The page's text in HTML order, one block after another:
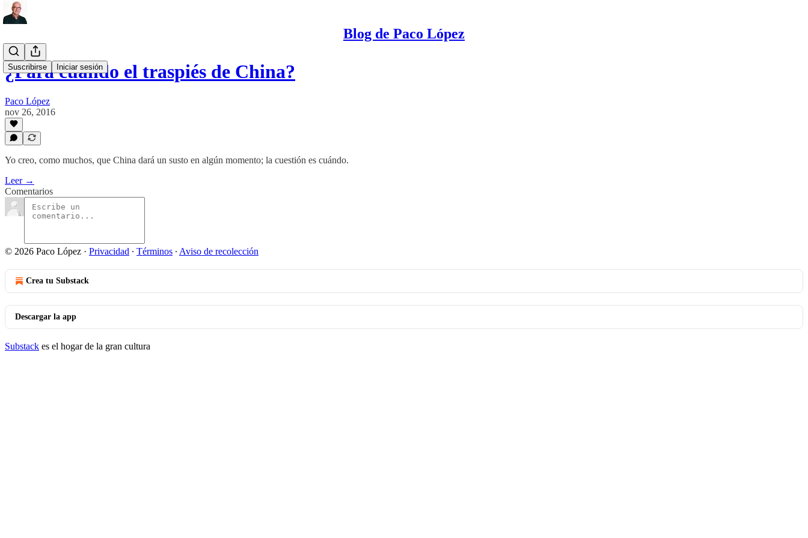
Blog de Paco López
Suscribirse Iniciar sesión
¿Para cuándo el traspiés de China?
Paco López
nov 26, 2016
Yo creo, como muchos, que China dará un susto en algún momento; la cuestión es cuándo.
Leer →
Comentarios
© 2026 Paco López · Privacidad ∙ Términos ∙ Aviso de recolección
Crea tu Substack
Descargar la app
Substack es el hogar de la gran cultura